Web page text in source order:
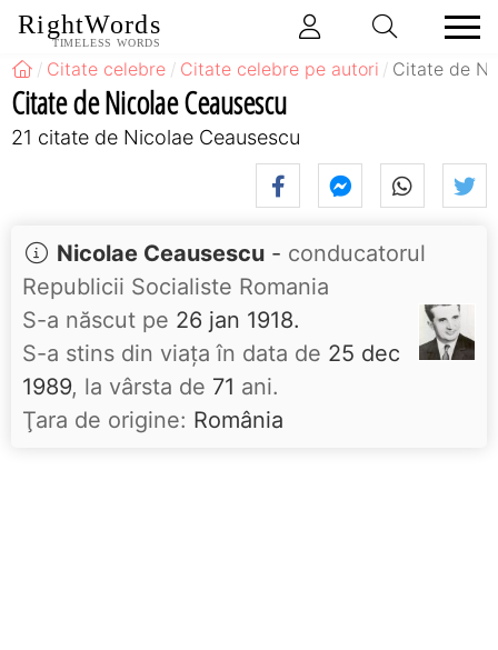
RightWords
TIMELESS WORDS
Citate celebre Citate celebre pe autori Citate de
Citate de Nicolae Ceausescu
21 citate de Nicolae Ceausescu
Nicolae Ceausescu - conducatorul
Republicii Socialiste Romania
S-a născut pe 26 jan 1918.
S-a stins din viaţa în data de 25 dec
1989, la vârsta de 71 ani.
Ţara de origine: România